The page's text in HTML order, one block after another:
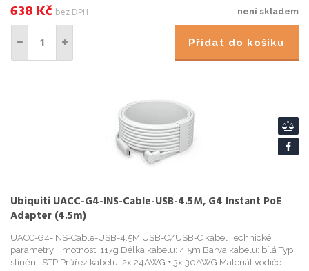
není skladem
638 Kč bez DPH
Přidat do košíku
Ubiquiti UACC-G4-INS-Cable-USB-4.5M, G4 Instant PoE
Adapter (4.5m)
UACC-G4-INS-Cable-USB-4.5M USB-C/USB-C kabel Technické
parametry Hmotnost: 117g Délka kabelu: 4,5m Barva kabelu: bílá Typ
stínění: STP Průřez kabelu: 2x 24AWG + 3x 30AWG Materiál vodiče: